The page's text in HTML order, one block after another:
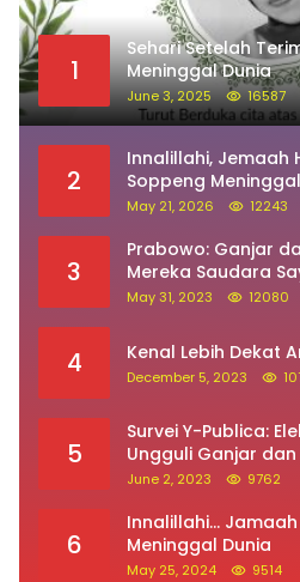
1
Sehari Setelah
Meninggal Dunia
June 3, 2025 16587
2
Innalillahi, Jemaah
Soppeng
May 21, 2026 12243
3
Prabowo: Ganjar
Mereka Saudara
May 31, 2023 12080
4 Kenal Lebih Dekat
December 5, 2023
5
Survei Y-Publica:
Ungguli Ganjar dan
Kepuasan
June 2, 2023 9762
6
Innalillahi…
Meninggal Dunia
May 25, 2024 9514